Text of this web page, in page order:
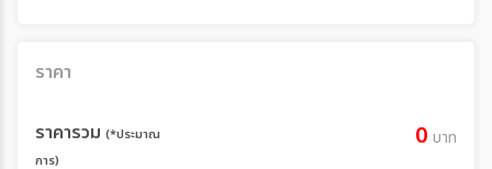
ราคา
ราคารวม (*ประมาณ
การ)
0 บาท